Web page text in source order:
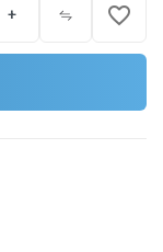
+ favorite_border